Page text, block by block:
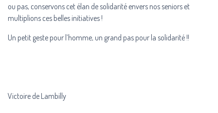
ou pas, conservons cet élan de solidarité envers nos seniors et
multiplions ces belles initiatives !
Un petit geste pour l’homme, un grand pas pour la solidarité !!
Victoire de Lambilly